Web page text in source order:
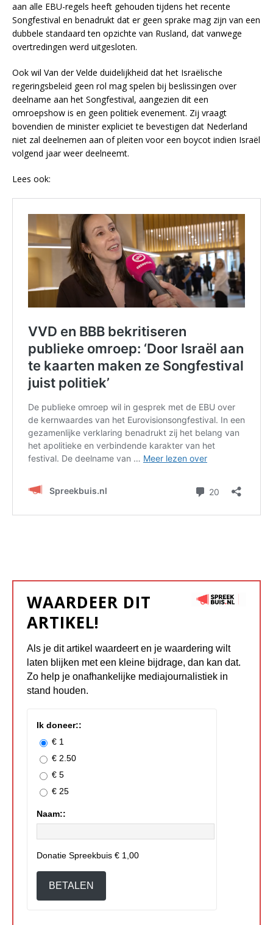
aan alle EBU-regels heeft gehouden tijdens het recente
Songfestival en benadrukt dat er geen sprake mag zijn van een
dubbele standaard ten opzichte van Rusland, dat vanwege
overtredingen werd uitgesloten.
Ook wil Van der Velde duidelijkheid dat het Israëlische
regeringsbeleid geen rol mag spelen bij beslissingen over
deelname aan het Songfestival, aangezien dit een
omroepshow is en geen politiek evenement. Zij vraagt
bovendien de minister expliciet te bevestigen dat Nederland
niet zal deelnemen aan of pleiten voor een boycot indien Israël
volgend jaar weer deelneemt.
Lees ook:
WAARDEER DIT
ARTIKEL!
Als je dit artikel waardeert en je waardering wilt
laten blijken met een kleine bijdrage, dan kan dat.
Zo help je onafhankelijke mediajournalistiek in
stand houden.
Ik doneer::
€ 1
€ 2.50
€ 5
€ 25
Naam::
Donatie Spreekbuis € 1,00
BETALEN